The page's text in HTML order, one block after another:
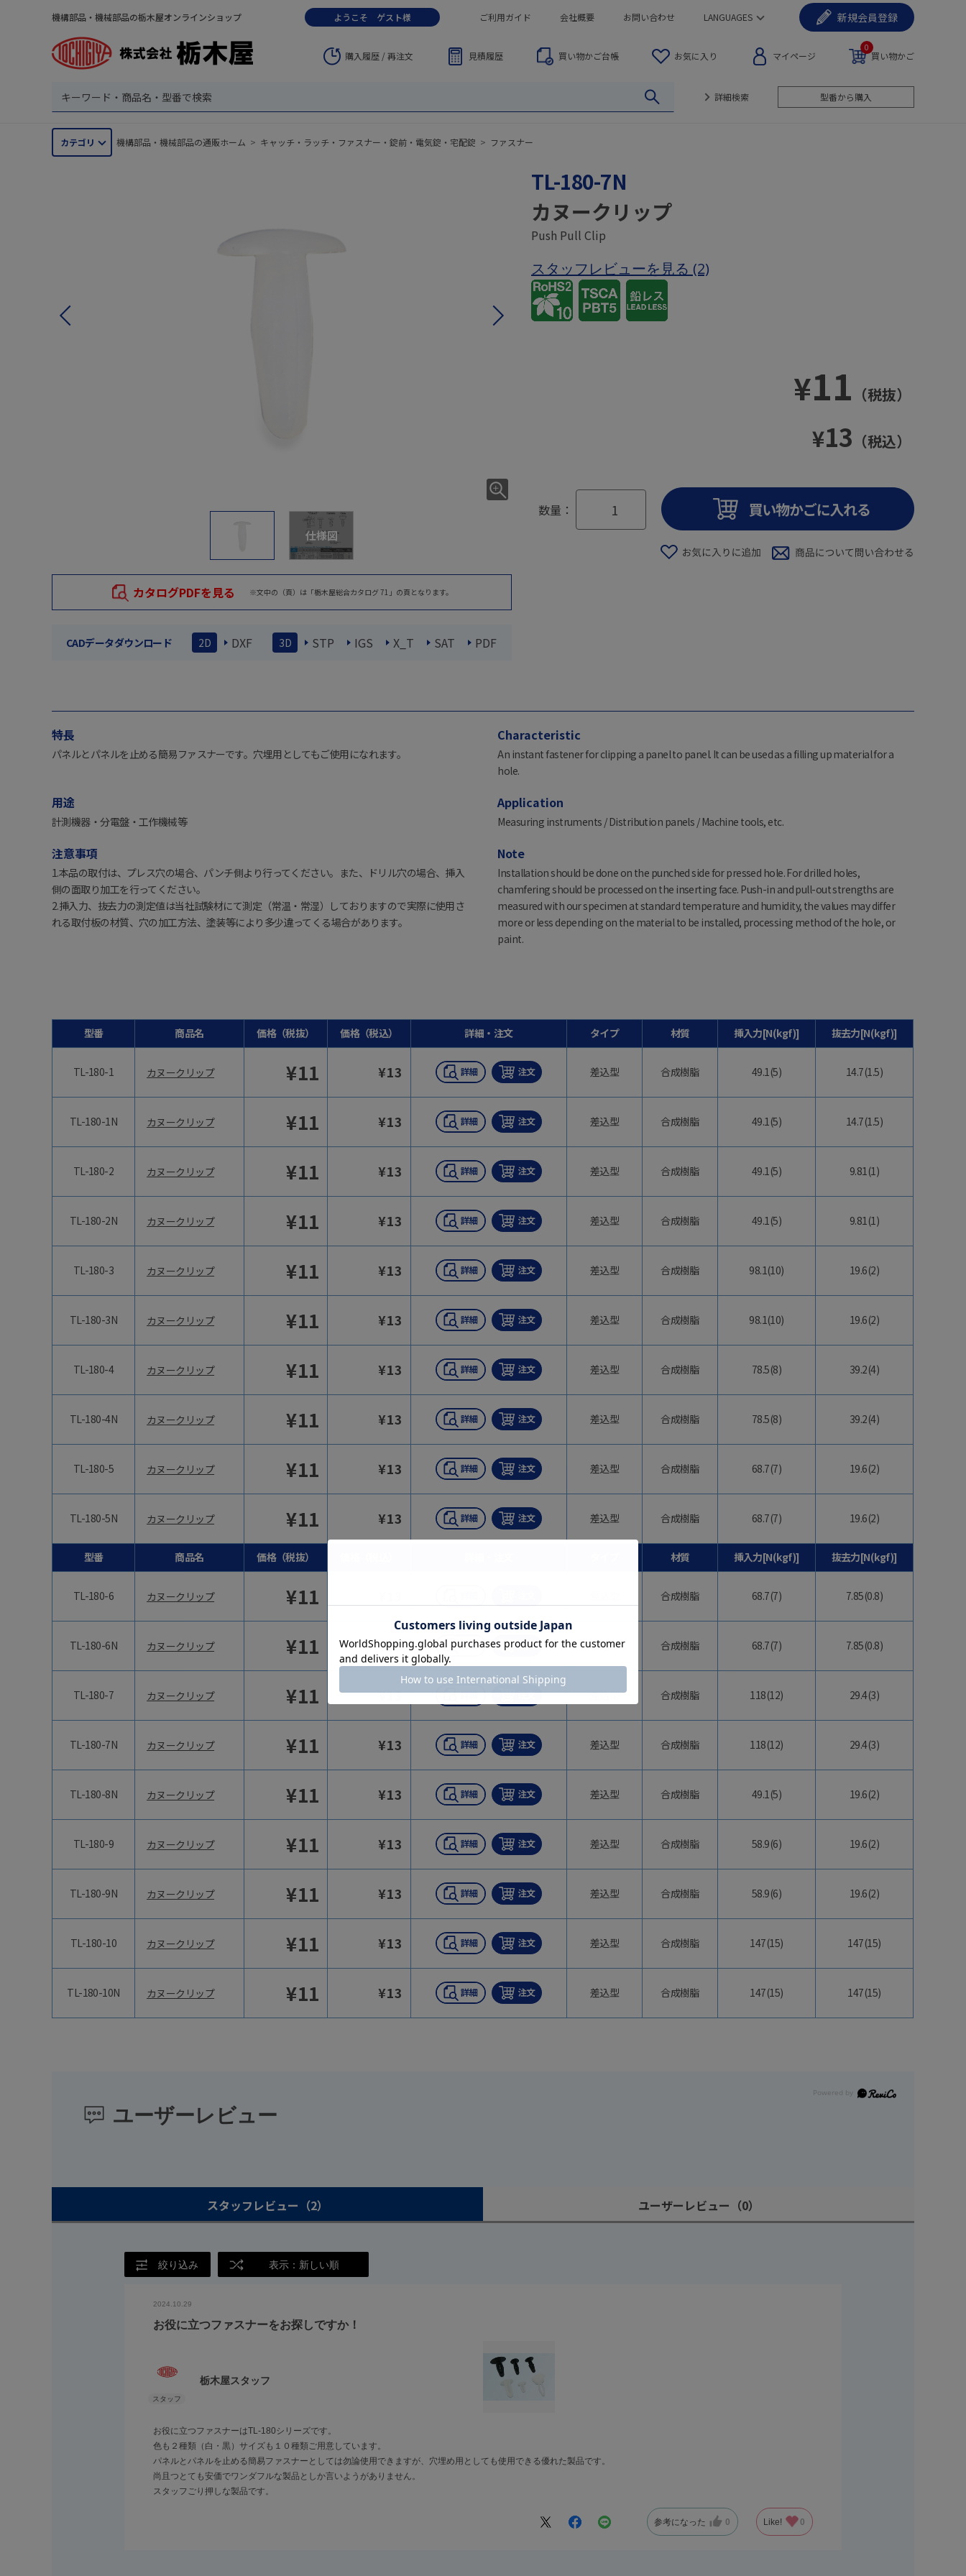
機構部品・機械部品の栃木屋オンラインショップ ようこそ ゲスト様 ご利用ガイド 会社概要 お問い合わせ LANGUAGES 新規会員登録
購入履歴 / 再注文 見積履歴 買い物かご台帳 お気に入り マイページ 買い物かご
0
詳細検索 型番から購入
カテゴリ 機構部品・機械部品の通販ホーム > キャッチ・ラッチ・ファスナー・錠前・電気錠・宅配錠 > ファスナー
仕様図
カタログPDFを見る ※文中の（頁）は「栃木屋総合カタログ 71」の頁となります。
CADデータダウンロード 2D DXF 3D STP IGS X_T SAT PDF
TL-180-7N
カヌークリップ
Push Pull Clip
スタッフレビューを見る (2)
¥11 （税抜）
¥13 （税込）
数量：
特長
パネルとパネルを止める簡易ファスナーです。穴埋用としてもご使用になれます。
Characteristic
An instant fastener for clipping a panel to panel. It can be used as a filling up material for a
hole.
用途
計測機器・分電盤・工作機械等
Application
Measuring instruments / Distribution panels / Machine tools, etc.
注意事項
1.本品の取付は、プレス穴の場合、パンチ側より行ってください。また、ドリル穴の場合、挿入
側の面取り加工を行ってください。
2.挿入力、抜去力の測定値は当社試験材にて測定（常温・常湿）しておりますので実際に使用さ
れる取付板の材質、穴の加工方法、塗装等により多少違ってくる場合があります。
Note
Installation should be done on the punched side for pressed hole. For drilled holes,
chamfering should be processed on the inserting face. Push-in and pull-out strengths are
measured with our specimen at standard temperature and humidity, the values may differ
more or less depending on the material to be installed, processing method of the hole, or
paint.
型番 商品名 価格（税抜） 価格（税込） 詳細・注文
TL-180-1 カヌークリップ ¥11 ¥13
TL-180-1N カヌークリップ ¥11 ¥13
TL-180-2 カヌークリップ ¥11 ¥13
TL-180-2N カヌークリップ ¥11 ¥13
TL-180-3 カヌークリップ ¥11 ¥13
TL-180-3N カヌークリップ ¥11 ¥13
TL-180-4 カヌークリップ ¥11 ¥13
TL-180-4N カヌークリップ ¥11 ¥13
TL-180-5 カヌークリップ ¥11 ¥13
TL-180-5N カヌークリップ ¥11 ¥13
型番 商品名 価格（税抜）
TL-180-6 カヌークリップ ¥11
TL-180-6N カヌークリップ ¥11 ¥13
TL-180-7 カヌークリップ ¥11 ¥13
TL-180-7N カヌークリップ ¥11 ¥13
TL-180-8N カヌークリップ ¥11 ¥13
TL-180-9 カヌークリップ ¥11 ¥13
TL-180-9N カヌークリップ ¥11 ¥13
TL-180-10 カヌークリップ ¥11 ¥13
TL-180-10N カヌークリップ ¥11 ¥13
タイプ 材質 挿入力[N(kgf)] 抜去力[N(kgf)]
差込型 合成樹脂 49.1(5) 14.7(1.5)
差込型 合成樹脂 49.1(5) 14.7(1.5)
差込型 合成樹脂 49.1(5) 9.81(1)
差込型 合成樹脂 49.1(5) 9.81(1)
差込型 合成樹脂 98.1(10) 19.6(2)
差込型 合成樹脂 98.1(10) 19.6(2)
差込型 合成樹脂 78.5(8) 39.2(4)
差込型 合成樹脂 78.5(8) 39.2(4)
差込型 合成樹脂 68.7(7) 19.6(2)
差込型 合成樹脂 68.7(7) 19.6(2)
材質 挿入力[N(kgf)] 抜去力[N(kgf)]
合成樹脂 68.7(7) 7.85(0.8)
差込型 合成樹脂 68.7(7) 7.85(0.8)
差込型 合成樹脂 118(12) 29.4(3)
差込型 合成樹脂 118(12) 29.4(3)
差込型 合成樹脂 49.1(5) 19.6(2)
差込型 合成樹脂 58.9(6) 19.6(2)
差込型 合成樹脂 58.9(6) 19.6(2)
差込型 合成樹脂 147(15) 147(15)
差込型 合成樹脂 147(15) 147(15)
ユーザーレビュー
スタッフレビュー （2） ユーザーレビュー （0）
絞り込み 表示：新しい順
2024.10.29
お役に立つファスナーをお探しですか！
栃木屋スタッフ
お役に立つファスナーはTL-180シリーズです。
色も２種類（白・黒）サイズも１０種類ご用意しています。
パネルとパネルを止める簡易ファスナーとしては勿論使用できますが、穴埋め用としても使用できる優れた製品です。
尚且つとても安価でワンダフルな製品としか言いようがありません。
スタッフごり押しな製品です。
参考になった 0 Like! 0